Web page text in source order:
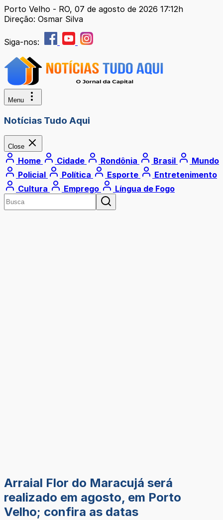
Porto Velho - RO, 07 de agosto de 2026 17:12h
Direção: Osmar Silva
Siga-nos:
Menu
Notícias Tudo Aqui
Close
Home Cidade Rondônia Brasil
Mundo
Policial
Política Esporte
Entretenimento
Cultura
Emprego Língua de Fogo
Arraial Flor do Maracujá será
realizado em agosto, em Porto
Velho; confira as datas